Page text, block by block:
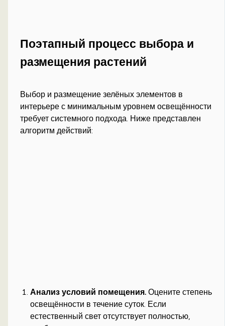
Поэтапный процесс выбора и
размещения растений
Выбор и размещение зелёных элементов в
интерьере с минимальным уровнем освещённости
требует системного подхода. Ниже представлен
алгоритм действий:
Анализ условий помещения. Оцените степень
освещённости в течение суток. Если
естественный свет отсутствует полностью,